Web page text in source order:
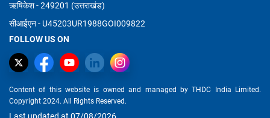
ऋषिकेश - 249201 (उत्तराखंड)
सीआईएन - U45203UR1988GOI009822
FOLLOW US ON
Content of this website is owned and managed by THDC India Limited.
Copyright 2024. All Rights Reserved.